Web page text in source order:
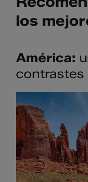
los
América:
contrastes